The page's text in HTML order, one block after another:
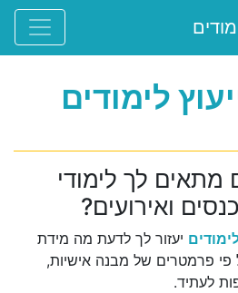
לימודים
מתאים לך לימודי
ואירועים?
יעזור לך לדעת מה מידת
פרמטרים של מבנה אישיות,
לעתיד.